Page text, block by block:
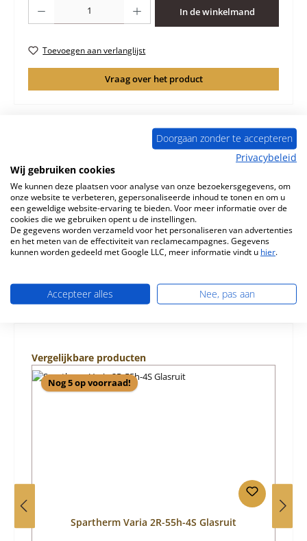
In de winkelmand
Toevoegen aan verlanglijst
Vraag over het product
Spartherm Varia 2R-55h Spartherm Varia 2R-55h glasruit
afdichting…Meer
Eigenschappen
Productgalerij overslaan
Vergelijkbare producten
Nog 5 op voorraad!
Spartherm Varia 2R-55h-4S Glasruit
Doorgaan zonder te accepteren
Privacybeleid
Wij gebruiken cookies
We kunnen deze plaatsen voor analyse van onze bezoekersgegevens, om
onze website te verbeteren, gepersonaliseerde inhoud te tonen en om u
een geweldige website-ervaring te bieden. Voor meer informatie over de
cookies die we gebruiken opent u de instellingen.
De gegevens worden verzameld voor het personaliseren van advertenties
en het meten van de effectiviteit van reclamecampagnes. Gegevens
kunnen worden gedeeld met Google LLC, meer informatie vindt u hier.
Accepteer alles Nee, pas aan